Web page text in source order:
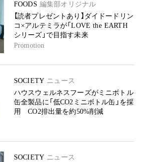
FOODS 編集部オリジナル
【読者プレゼントあり】ダイドードリン
コ×アルテミラが「LOVE the EARTH
シリーズ」で目指す未来
Promotion
SOCIETY ニュース
ハウスウェルネスフーズがミニボトル
缶全製品に「低CO2ミニボトル缶」を採
用 CO2排出量を約50%削減
SOCIETY ニュース